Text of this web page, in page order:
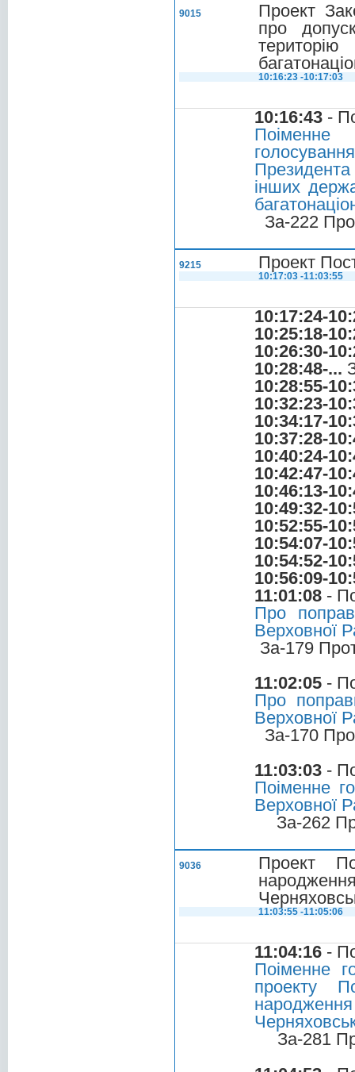
9015
Проект
про
10:16:23 -10:17:03
10:16:43 -
Поіменне
інших
За-222
9215 Проект
10:17:03 -11:03:55
10:17:24-
10:25:18-
10:26:30-
10:28:48-...
10:28:55-
10:32:23-
10:34:17-
10:37:28-
10:40:24-
10:42:47-
10:46:13-
10:49:32-
10:52:55-
10:54:07-
10:54:52-
10:56:09-
11:01:08 -
Про
Верховної
За-179
11:02:05 -
Про
Верховної
За-170
11:03:03 -
Поіменне
Верховної
За-262
9036
Проект
11:03:55 -11:05:06
11:04:16 -
Поіменне
проекту
За-281